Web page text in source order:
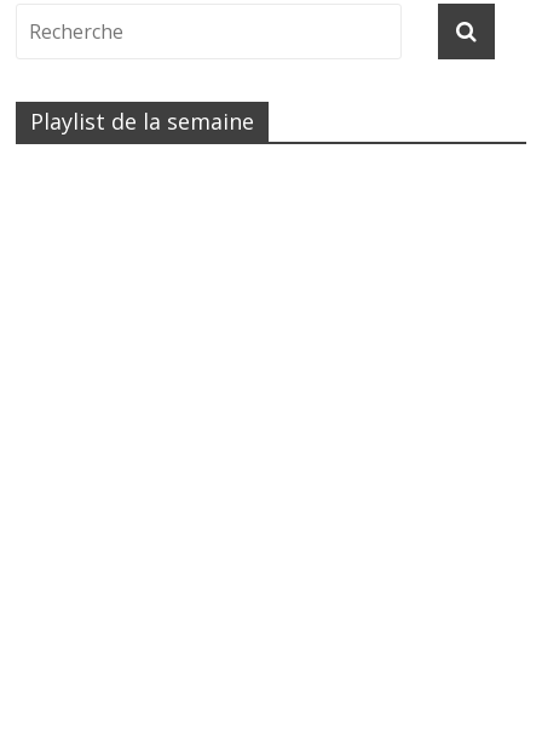
Playlist de la semaine